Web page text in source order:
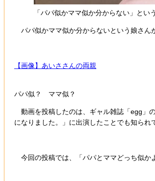
「パパ似かママ似か分からない」と
パパ似かママ似か分からないという娘さん
【画像】あいささんの両親
パパ似？ ママ似？
動画を投稿したのは、ギャル雑誌「egg」
になりました。」に出演したことでも知られ
今回の投稿では、「パパとママどっち似か